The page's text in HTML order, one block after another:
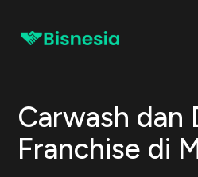
Carwash dan
Franchise di